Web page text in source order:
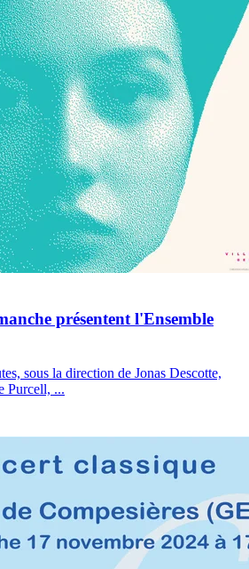
présentent l'Ensemble
sous la direction de Jonas Descotte,
Purcell, ...